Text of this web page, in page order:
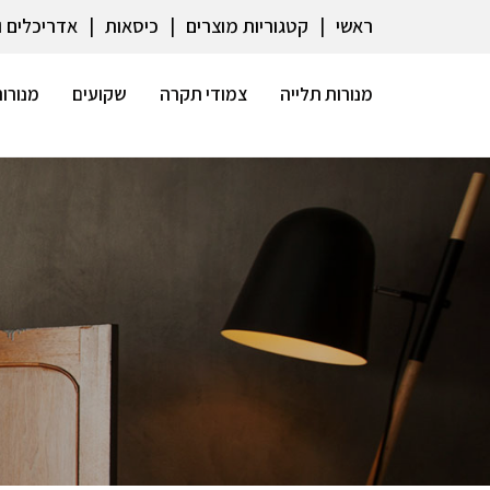
ראשי קטגוריות מוצרים כיסאות
מנורות תלייה צמודי תקרה שקועים